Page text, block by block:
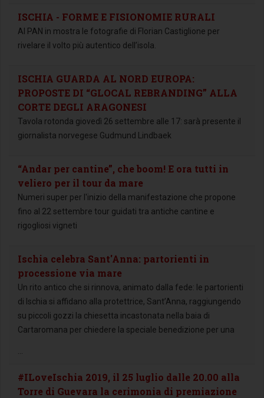
ISCHIA - FORME E FISIONOMIE RURALI
Al PAN in mostra le fotografie di Florian Castiglione per
rivelare il volto più autentico dell’isola.
ISCHIA GUARDA AL NORD EUROPA:
PROPOSTE DI “GLOCAL REBRANDING” ALLA
CORTE DEGLI ARAGONESI
Tavola rotonda giovedì 26 settembre alle 17: sarà presente il
giornalista norvegese Gudmund Lindbaek
“Andar per cantine”, che boom! E ora tutti in
veliero per il tour da mare
Numeri super per l'inizio della manifestazione che propone
fino al 22 settembre tour guidati tra antiche cantine e
rigogliosi vigneti
Ischia celebra Sant'Anna: partorienti in
processione via mare
Un rito antico che si rinnova, animato dalla fede: le partorienti
di Ischia si affidano alla protettrice, Sant’Anna, raggiungendo
su piccoli gozzi la chiesetta incastonata nella baia di
Cartaromana per chiedere la speciale benedizione per una
#ILoveIschia 2019, il 25 luglio dalle 20.00 alla
Torre di Guevara la cerimonia di premiazione